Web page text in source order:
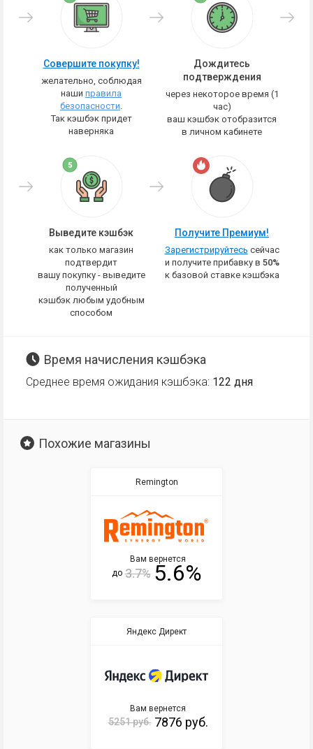
Совершите покупку!
желательно, соблюдая
наши правила
безопасности.
Так кэшбэк придет
наверняка
Дождитесь
подтверждения
через некоторое время (1
час)
ваш кэшбэк отобразится
в личном кабинете
Выведите кэшбэк
как только магазин
подтвердит
вашу покупку - выведите
полученный
кэшбэк любым удобным
способом
Получите Премиум!
Зарегистрируйтесь сейчас
и получите прибавку в 50%
к базовой ставке кэшбэка
Время начисления кэшбэка
Среднее время ожидания кэшбэка: 122 дня
Похожие магазины
Remington
Вам вернется
до 3.7% 5.6%
Яндекс Директ
Вам вернется
5251 руб. 7876 руб.